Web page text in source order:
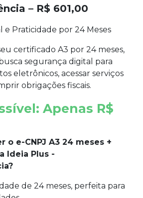
– R$ 601,00
e Praticidade por 24Meses
certificado A3 por 24 meses,
segurança digital para
eletrônicos, acessar serviços
obrigações fiscais.
Apenas R$
o e-CNPJ A3 24 meses +
Ideia Plus -
?
de 24 meses, perfeita para